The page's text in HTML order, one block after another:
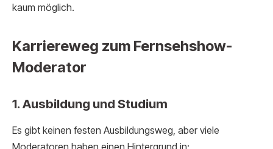
kaum möglich.
Karriereweg zum Fernsehshow-
Moderator
1. Ausbildung und Studium
Es gibt keinen festen Ausbildungsweg, aber viele